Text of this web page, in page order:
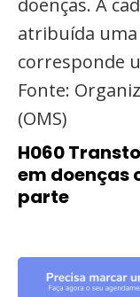
doenças. A
atribuída uma
corresponde
Fonte:
(OMS)
H060
em doenças
parte